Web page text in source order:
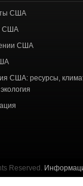
США
США
США
США: ресурсы,
Reserved.